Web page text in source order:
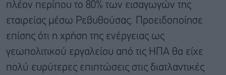
πλέον περίπου το 80% των εισαγωγών της
εταιρείας μέσω Ρεβυθούσας. Προειδοποίησε
επίσης ότι η χρήση της ενέργειας ως
γεωπολιτικού εργαλείου από τις ΗΠΑ θα είχε
πολύ ευρύτερες επιπτώσεις στις διατλαντικές